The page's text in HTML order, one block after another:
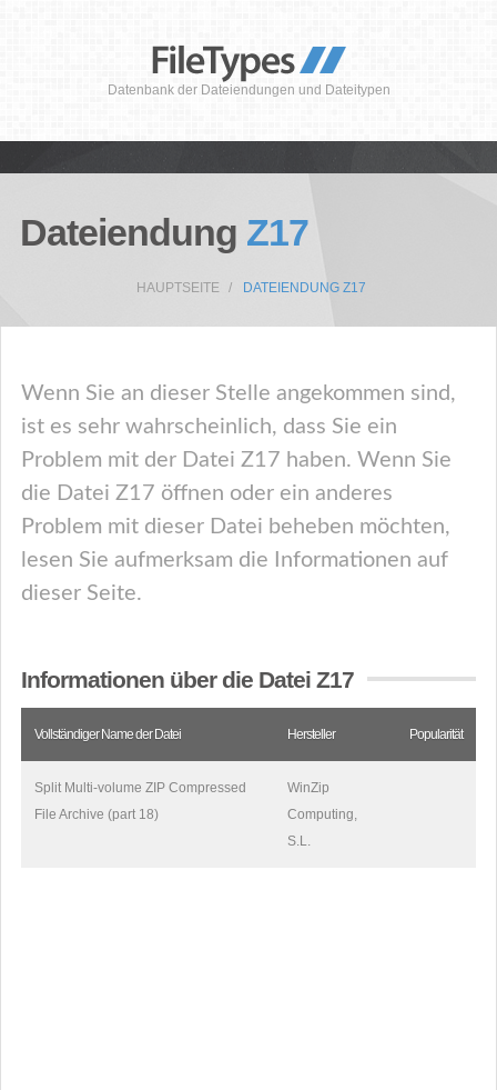
Datenbank der Dateiendungen und Dateitypen
Dateiendung Z17
HAUPTSEITE DATEIENDUNG Z17
Wenn Sie an dieser Stelle angekommen sind,
ist es sehr wahrscheinlich, dass Sie ein
Problem mit der Datei Z17 haben. Wenn Sie
die Datei Z17 öffnen oder ein anderes
Problem mit dieser Datei beheben möchten,
lesen Sie aufmerksam die Informationen auf
dieser Seite.
Informationen über die Datei Z17
Vollständiger Name der Datei Hersteller Popularität
Split Multi-volume ZIP Compressed
File Archive (part 18)
WinZip
Computing,
S.L.